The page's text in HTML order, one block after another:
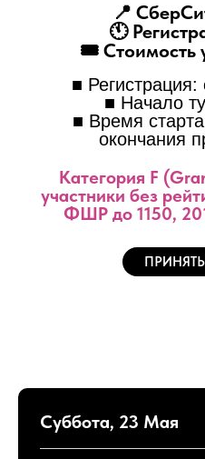
■
■ Начало
■ Время
окончания
Категория F
участники без
ФШР до 1150,
📍
🕚
🎟 Стоимость
Суббота, 23 Мая